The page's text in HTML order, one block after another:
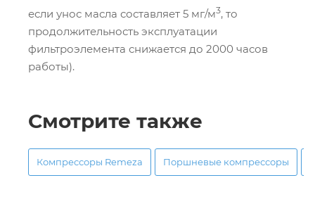
если унос масла составляет 5 мг/м3, то
продолжительность эксплуатации
фильтроэлемента снижается до 2000 часов
работы).
Смотрите также
Компрессоры Remeza Поршневые компрессоры